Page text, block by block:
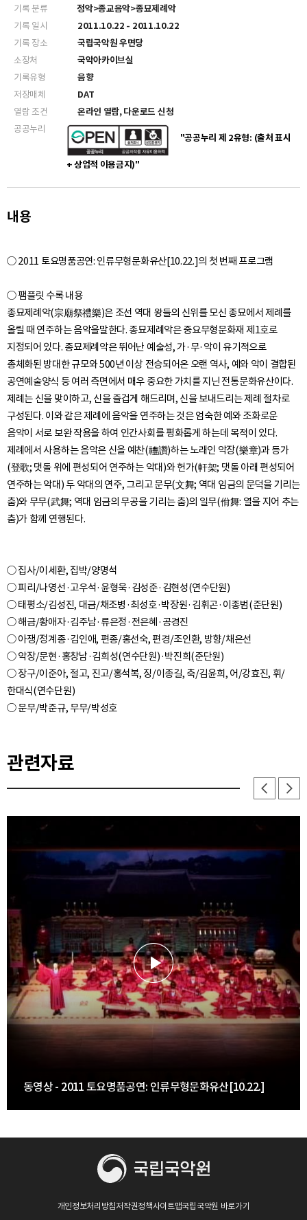
기록 분류
정악>종교음악>종묘제례악
기록 일시
2011.10.22 - 2011.10.22
기록 장소
국립국악원 우면당
소장처
국악아카이브실
기록유형
음향
저장매체
DAT
열람 조건
온라인 열람, 다운로드 신청
공공누리
"공공누리 제 2유형: (출처 표시
+ 상업적 이용금지)"
내용
○ 2011 토요명품공연: 인류무형문화유산[10.22.]의 첫 번째 프로그램
○ 팸플릿 수록 내용
종묘제례악(宗廟祭禮樂)은 조선 역대 왕들의 신위를 모신 종묘에서 제례를
올릴 때 연주하는 음악을말한다. 종묘제례악은 중요무형문화재 제1호로
지정되어 있다. 종묘제례악은 뛰어난 예술성, 가·무·악이 유기적으로
총체화된 방대한 규모와 500년 이상 전승되어온 오랜 역사, 예와 악이 결합된
공연예술양식 등 여러 측면에서 매우 중요한 가치를 지닌 전통문화유산이다.
제례는 신을 맞이하고, 신을 즐겁게 해드리며, 신을 보내드리는 제례 절차로
구성된다. 이와 같은 제례에 음악을 연주하는 것은 엄숙한 예와 조화로운
음악이 서로 보완 작용을 하여 인간사회를 평화롭게 하는데 목적이 있다.
제례에서 사용하는 음악은 신을 예찬(禮讚)하는 노래인 악장(樂章)과 등가
(登歌; 댓돌 위에 편성되어 연주하는 악대)와 헌가(軒架; 댓돌 아래 편성되어
연주하는 악대) 두 악대의 연주, 그리고 문무(文舞; 역대 임금의 문덕을 기리는
춤)와 무무(武舞; 역대 임금의 무공을 기리는 춤)의 일무(佾舞: 열을 지어 추는
○ 집사/이세환, 집박/양명석
○ 피리/나영선·고우석·윤형욱·김성준·김현성(연수단원)
○ 태평소/김성진, 대금/채조병·최성호·박장원·김휘곤·이종범(준단원)
○ 해금/황애자·김주남·류은정·전은혜·공경진
○ 아쟁/정계종·김인애, 편종/홍선숙, 편경/조인환, 방향/채은선
○ 악장/문현·홍창남·김희성(연수단원)·박진희(준단원)
○ 장구/이준아, 절고, 진고/홍석복, 징/이종길, 축/김윤희, 어/강효진, 휘/
한대식(연수단원)
관련자료
동영상 - 2011 토요명품공연: 인류무형문화유산[10.22.]
개인정보처리방침저작권정책사이트맵국립국악원 바로가기